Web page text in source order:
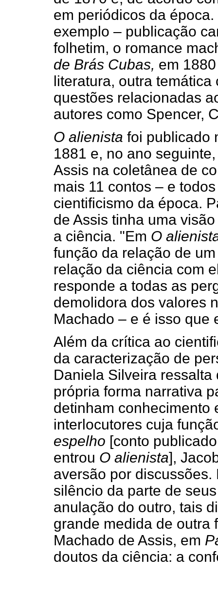
em periódicos da
exemplo – publicação
folhetim, o romance
de Brás Cubas, em
literatura, outra
questões relacionadas
autores como Spencer,
O alienista foi publicado
1881 e, no ano
Assis na coletânea de
mais 11 contos – e
cientificismo da época.
de Assis tinha uma
a ciência. "Em O
função da relação de
relação da ciência com
responde a todas as
demolidora dos valores
Machado – e é isso que
Além da crítica ao
da caracterização de
Daniela Silveira
própria forma narrativa
detinham conhecimento
interlocutores cuja
espelho [conto
entrou O alienista],
aversão por
silêncio da parte de
anulação do outro, tais
grande medida de outra
Machado de Assis, em
doutos da ciência: a